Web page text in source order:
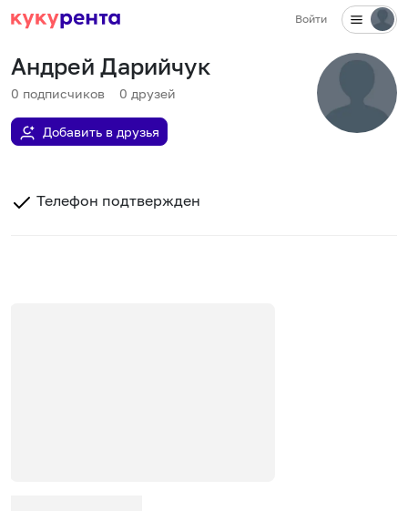
Войти
Андрей Дарийчук
0 подписчиков 0 друзей
Добавить в друзья
Телефон подтвержден